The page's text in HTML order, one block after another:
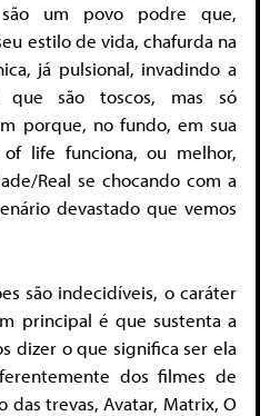
um povo podre que,
estilo de vida, chafurda na
já pulsional, invadindo a
que são toscos, mas só
porque, no fundo, em sua
life funciona, ou melhor,
Real se chocando com a
devastado que vemos
são indecidíveis, o caráter
principal é que sustenta a
dizer o que significa ser ela
dos filmes de
das trevas, Avatar, Matrix, O